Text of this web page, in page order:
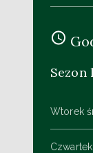
Sezon
Wtorek
Czwartek